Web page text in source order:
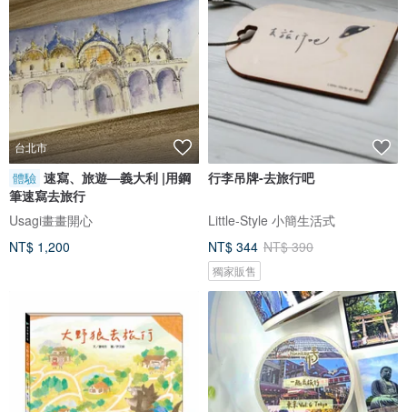
台北市
體驗 速寫、旅遊—義大利 |用鋼
筆速寫去旅行
Usagi畫畫開心
NT$ 1,200
行李吊牌-去旅行吧
Little-Style 小簡生活式
NT$ 344 NT$ 390
獨家販售